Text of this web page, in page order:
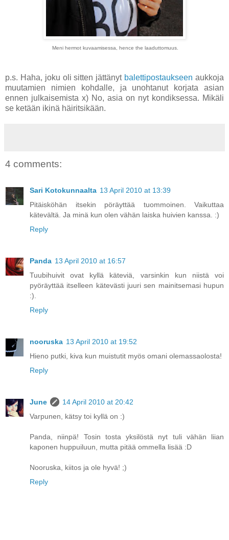
Meni hermot kuvaamisessa, hence the laaduttomuus.
p.s. Haha, joku oli sitten jättänyt balettipostaukseen aukkoja
muutamien nimien kohdalle, ja unohtanut korjata asian
ennen julkaisemista x) No, asia on nyt kondiksessa. Mikäli
se ketään ikinä häiritsikään.
4 comments:
Sari Kotokunnaalta 13 April 2010 at 13:39
Pitäisköhän itsekin pöräyttää tuommoinen. Vaikuttaa
kätevältä. Ja minä kun olen vähän laiska huivien kanssa. :)
Reply
Panda 13 April 2010 at 16:57
Tuubihuivit ovat kyllä käteviä, varsinkin kun niistä voi
pyöräyttää itselleen kätevästi juuri sen mainitsemasi hupun
:).
Reply
nooruska 13 April 2010 at 19:52
Hieno putki, kiva kun muistutit myös omani olemassaolosta!
Reply
June
14 April 2010 at 20:42
Varpunen, kätsy toi kyllä on :)
Panda, niinpä! Tosin tosta yksilöstä nyt tuli vähän liian
kaponen huppuiluun, mutta pitää ommella lisää :D
Nooruska, kiitos ja ole hyvä! ;)
Reply